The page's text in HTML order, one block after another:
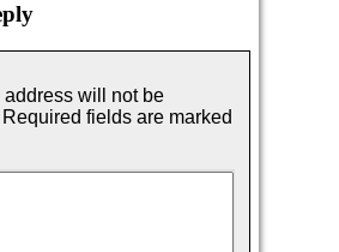
address will not be
Required fields are marked